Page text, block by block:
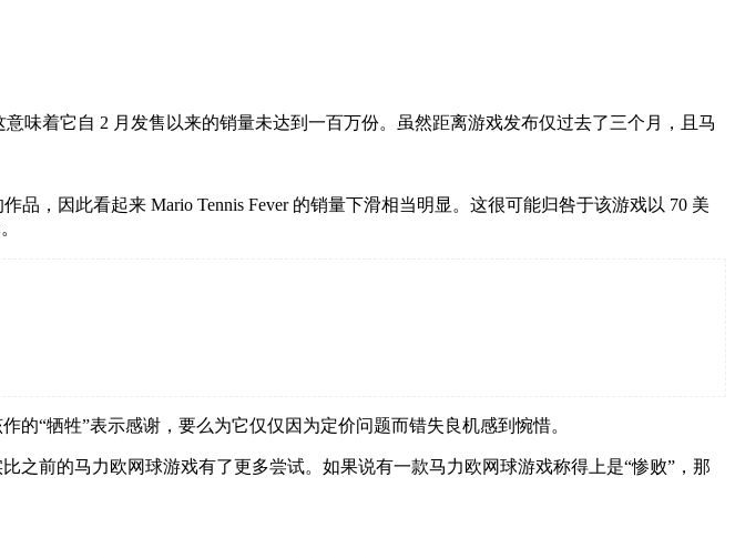
味着它自 2 月发售以来的销量未达到一百万份。虽然距离游戏发布仅过去了三个月，且马
，因此看起来 Mario Tennis Fever 的销量下滑相当明显。这很可能归咎于该游戏以 70 美
的“牺牲”表示感谢，要么为它仅仅因为定价问题而错失良机感到惋惜。
之前的马力欧网球游戏有了更多尝试。如果说有一款马力欧网球游戏称得上是“惨败”，那